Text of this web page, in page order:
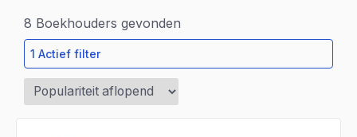
8 Boekhouders gevonden
1 Actief filter